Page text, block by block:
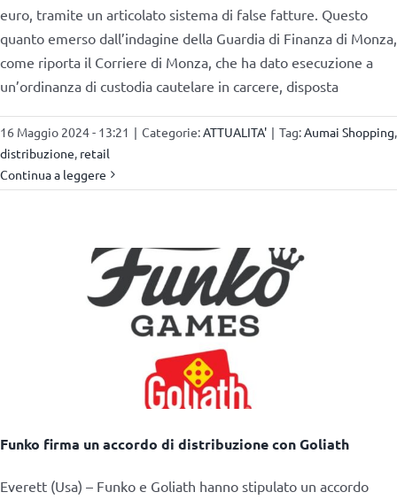
euro, tramite un articolato sistema di false fatture. Questo
quanto emerso dall’indagine della Guardia di Finanza di Monza,
come riporta il Corriere di Monza, che ha dato esecuzione a
un’ordinanza di custodia cautelare in carcere, disposta
16 Maggio 2024 - 13:21 | Categorie:ATTUALITA' | Tag:Aumai Shopping,
distribuzione, retail
Continua a leggere
Funko firma un accordo di distribuzione con Goliath
Everett (Usa) – Funko e Goliath hanno stipulato un accordo